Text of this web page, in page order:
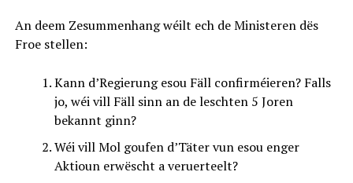
An deem Zesummenhang wéilt ech de Ministeren dës
Froe stellen:
Kann d’Regierung esou Fäll confirméieren? Falls
jo, wéi vill Fäll sinn an de leschten 5 Joren
bekannt ginn?
Wéi vill Mol goufen d’Täter vun esou enger
Aktioun erwëscht a veruerteelt?